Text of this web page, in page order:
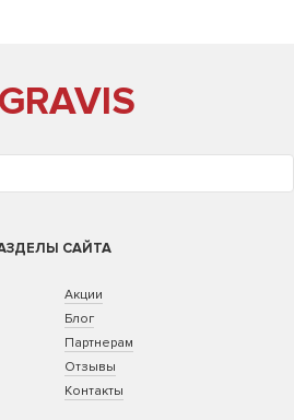
GRAVIS
САЙТА
Акции
Блог
Партнерам
Отзывы
Контакты